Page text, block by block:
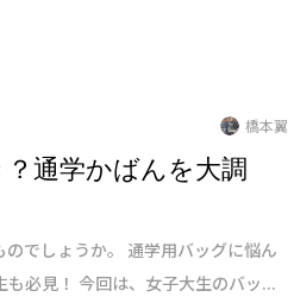
橋本翼
通学かばんを大調
でしょうか。 通学用バッグに悩ん
必見！ 今回は、女子大生のバッ...